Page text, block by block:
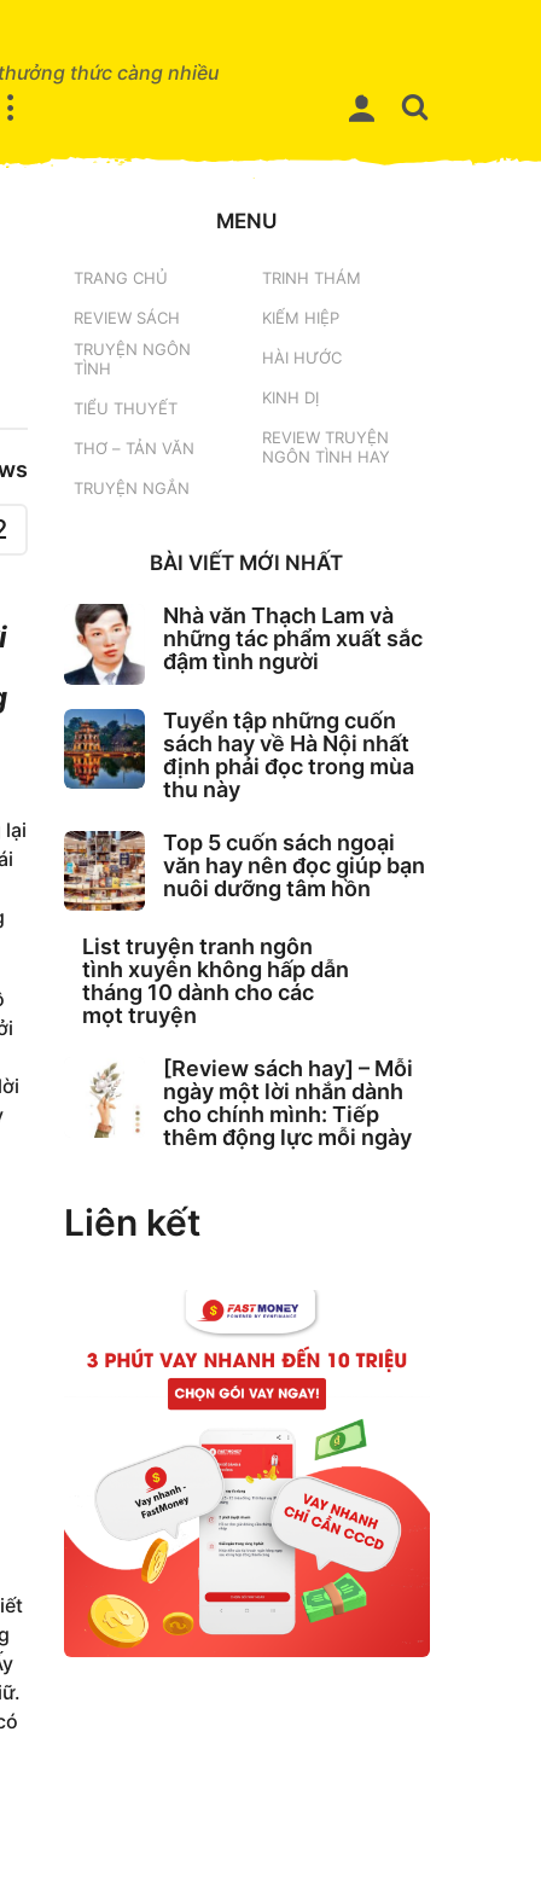
thức càng nhiều
lại
MENU
TRANG CHỦ
REVIEW SÁCH
TRUYỆN NGÔN
TÌNH
TIỂU THUYẾT
THƠ – TẢN VĂN
TRUYỆN NGẮN
TRINH THÁM
KIẾM HIỆP
HÀI HƯỚC
KINH DỊ
REVIEW TRUYỆN
NGÔN TÌNH HAY
BÀI VIẾT MỚI NHẤT
Nhà văn Thạch Lam và
những tác phẩm xuất sắc
đậm tình người
Tuyển tập những cuốn
sách hay về Hà Nội nhất
định phải đọc trong mùa
thu này
Top 5 cuốn sách ngoại
văn hay nên đọc giúp bạn
nuôi dưỡng tâm hồn
List truyện tranh ngôn
tình xuyên không hấp dẫn
tháng 10 dành cho các
mọt truyện
[Review sách hay] – Mỗi
ngày một lời nhắn dành
cho chính mình: Tiếp
thêm động lực mỗi ngày
Liên kết